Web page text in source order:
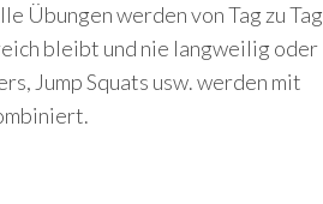
Übungen werden von Tag zu Tag
bleibt und nie langweilig oder
Jump Squats usw. werden mit